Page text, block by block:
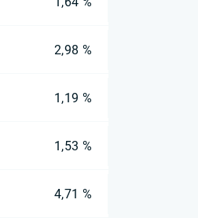
2,98 %
1,19 %
1,53 %
4,71 %